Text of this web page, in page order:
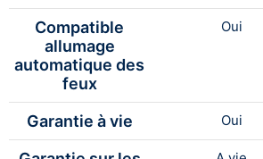
Compatible
allumage
automatique des
feux
Oui
Garantie à vie Oui